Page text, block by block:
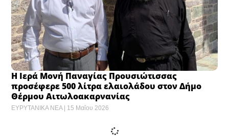
Η Ιερά Μονή Παναγίας Προυσιώτισσας
προσέφερε 500 λίτρα ελαιολάδου στον Δήμο
Θέρμου Αιτωλοακαρνανίας
ΕΥΡΥΤΑΝΙΚΑ ΝΕΑ 15 Μαΐου 2026